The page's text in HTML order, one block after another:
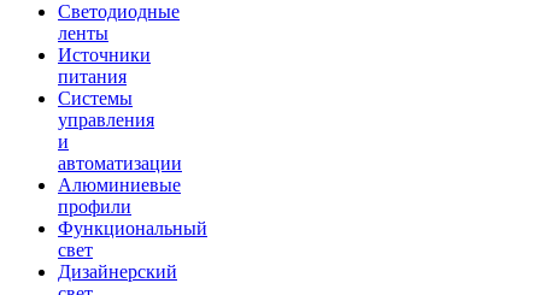
Светодиодные
ленты
Источники
питания
Системы
управления
и
автоматизации
Алюминиевые
профили
Функциональный
свет
Дизайнерский